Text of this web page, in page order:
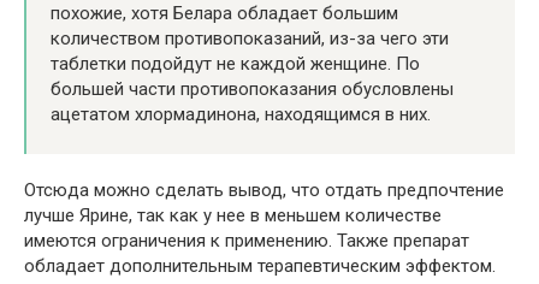
похожие, хотя Белара обладает большим
количеством противопоказаний, из-за чего эти
таблетки подойдут не каждой женщине. По
большей части противопоказания обусловлены
ацетатом хлормадинона, находящимся в них.
Отсюда можно сделать вывод, что отдать предпочтение
лучше Ярине, так как у нее в меньшем количестве
имеются ограничения к применению. Также препарат
обладает дополнительным терапевтическим эффектом.